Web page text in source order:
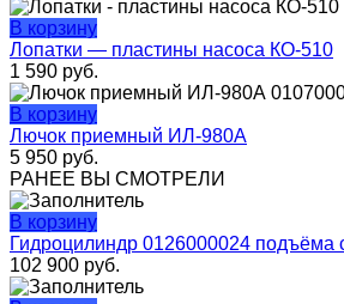
В корзину
Лопатки — пластины насоса КО-510
1 590 руб.
В корзину
Лючок приемный ИЛ-980А
5 950 руб.
РАНЕЕ ВЫ СМОТРЕЛИ
В корзину
Гидроцилиндр 0126000024 подъёма
102 900 руб.